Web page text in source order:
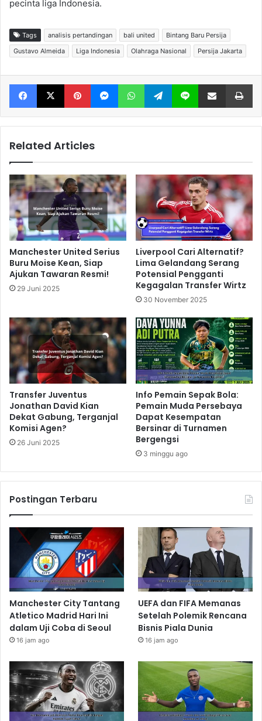
pecinta liga Indonesia.
Tags analisis pertandingan bali united
Bintang Baru Persija
Gustavo Almeida
Liga Indonesia Olahraga Nasional Persija Jakarta
Facebook X Pinterest Messenger WhatsApp Telegram Line Share via Email
Related Articles
Manchester United Serius
Buru Moise Kean, Siap
Ajukan Tawaran Resmi!
29 Juni 2025
Liverpool Cari Alternatif?
Lima Gelandang Serang
Potensial Pengganti
Kegagalan Transfer Wirtz
30 November 2025
Transfer Juventus
Jonathan David Kian
Dekat Gabung, Terganjal
Komisi Agen?
26 Juni 2025
Info Pemain Sepak Bola:
Pemain Muda Persebaya
Dapat Kesempatan
Bersinar di Turnamen
Bergengsi
3 minggu ago
Postingan Terbaru
Manchester City Tantang
Atletico Madrid Hari Ini
dalam Uji Coba di Seoul
16 jam ago
UEFA dan FIFA Memanas
Setelah Polemik Rencana
Bisnis Piala Dunia
16 jam ago